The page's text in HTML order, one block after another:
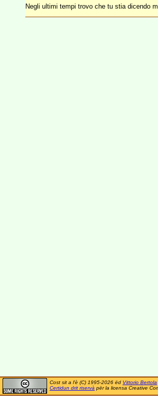
Negli ultimi tempi trovo che tu stia dicendo
Cost sit a l'è (C) 1995-2026 ëd Vittorio Bertola
Certidun drit riservà për la licensa Creative